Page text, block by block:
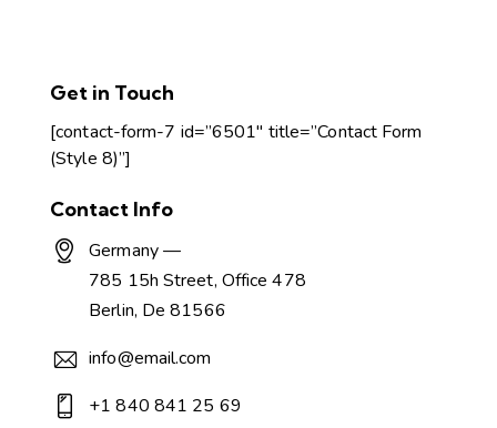
Get in Touch
[contact-form-7 id=”6501″ title=”Contact Form
(Style 8)”]
Contact Info
Germany —
785 15h Street, Office 478
Berlin, De 81566
info@email.com
+1 840 841 25 69